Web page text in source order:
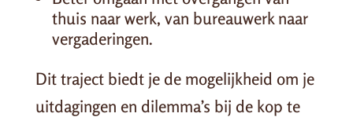
thuis naar werk, van bureauwerk naar
vergaderingen.
Dit traject biedt je de mogelijkheid om je
uitdagingen en dilemma’s bij de kop te